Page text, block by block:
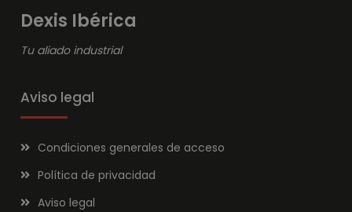
Dexis Ibérica
Tu aliado industrial
Aviso legal
Condiciones generales de acceso
Política de privacidad
Aviso legal